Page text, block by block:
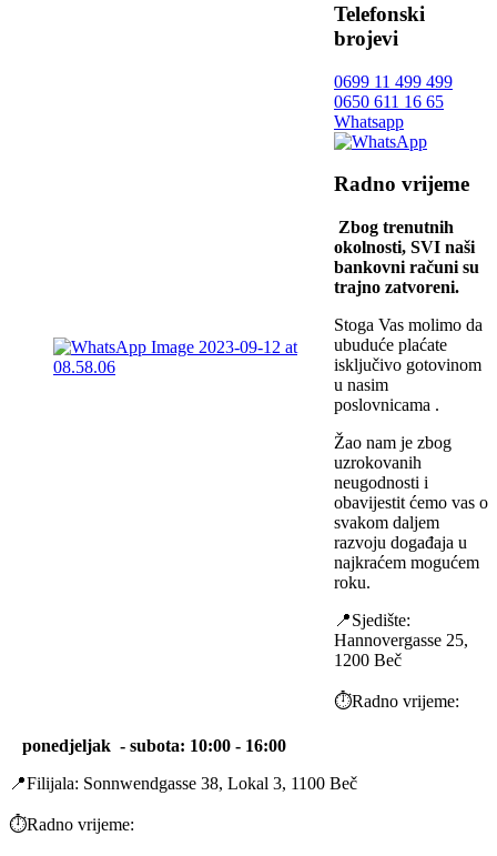
Telefonski
brojevi
0699 11 499 499
0650 611 16 65
Whatsapp
Radno vrijeme
Zbog trenutnih
okolnosti, SVI naši
bankovni računi su
trajno zatvoreni.
Stoga Vas molimo da
ubuduće plaćate
isključivo gotovinom
u nasim
poslovnicama .
Žao nam je zbog
uzrokovanih
neugodnosti i
obavijestit ćemo vas o
svakom daljem
razvoju događaja u
najkraćem mogućem
roku.
📍Sjedište:
Hannovergasse 25,
1200 Beč
⏱️Radno vrijeme:
ponedjeljak - subota: 10:00 - 16:00
📍Filijala: Sonnwendgasse 38, Lokal 3, 1100 Beč
⏱️Radno vrijeme: